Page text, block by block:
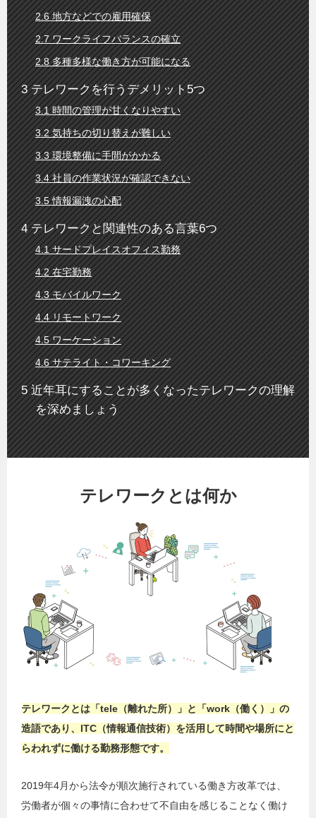
地方などでの雇用確保
ワークライフバランスの確立
多種多様な働き方が可能になる
テレワークを行うデメリット5つ
時間の管理が甘くなりやすい
気持ちの切り替えが難しい
環境整備に手間がかかる
社員の作業状況が確認できない
情報漏洩の心配
テレワークと関連性のある言葉6つ
サードプレイスオフィス勤務
在宅勤務
モバイルワーク
リモートワーク
ワーケーション
サテライト・コワーキング
近年耳にすることが多くなったテレワークの理解
を深めましょう
テレワークとは何か
テレワークとは「tele（離れた所）」と「work（働く）」の
造語であり、ITC（情報通信技術）を活用して時間や場所にと
らわれずに働ける勤務形態です。
2019年4月から法令が順次施行されている働き方改革では、
労働者が個々の事情に合わせて不自由を感じることなく働け